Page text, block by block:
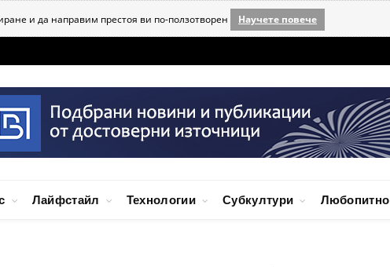
и да направим престоя ви по-ползотворен Научете повече
Лайфстайл Технологии Субкултури Любопитно